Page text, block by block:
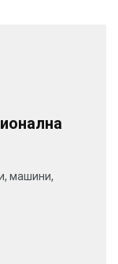
машини,